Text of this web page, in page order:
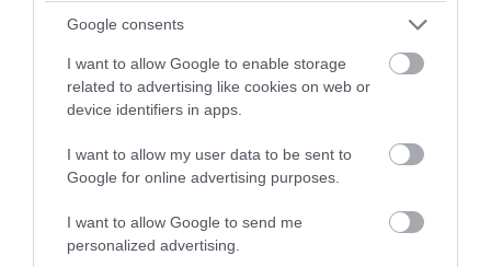
Google consents
I want to allow Google to enable storage
related to advertising like cookies on web or
device identifiers in apps.
I want to allow my user data to be sent to
Google for online advertising purposes.
I want to allow Google to send me
personalized advertising.
PRONEWS.GR /ΕΣΩΤΕΡΙΚΗ ΑΣΦΑΛΕΙΑ